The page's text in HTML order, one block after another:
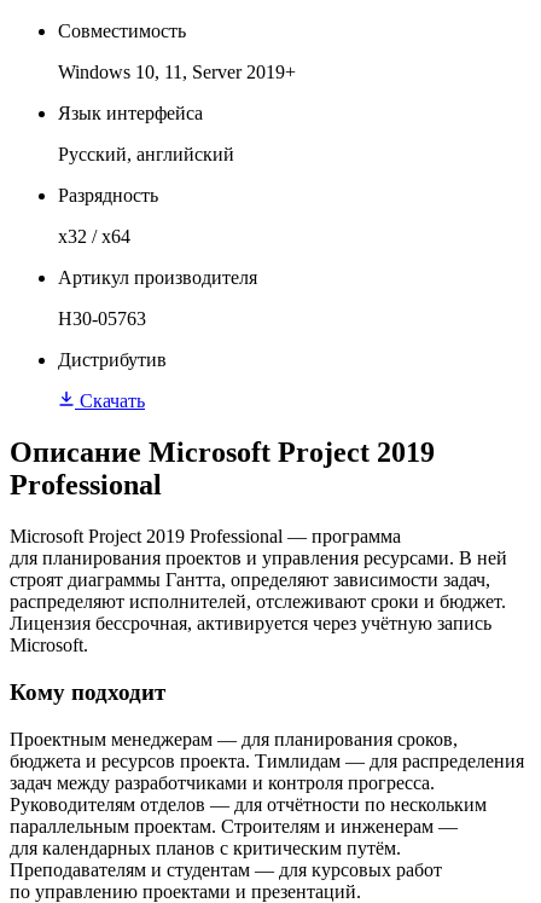
Совместимость
Windows 10, 11, Server 2019+
Язык интерфейса
Русский, английский
Разрядность
x32 / x64
Артикул производителя
H30-05763
Дистрибутив
Скачать
Описание Microsoft Project 2019
Professional
Microsoft Project 2019 Professional — программа
для планирования проектов и управления ресурсами. В ней
строят диаграммы Гантта, определяют зависимости задач,
распределяют исполнителей, отслеживают сроки и бюджет.
Лицензия бессрочная, активируется через учётную запись
Microsoft.
Кому подходит
Проектным менеджерам — для планирования сроков,
бюджета и ресурсов проекта. Тимлидам — для распределения
задач между разработчиками и контроля прогресса.
Руководителям отделов — для отчётности по нескольким
параллельным проектам. Строителям и инженерам —
для календарных планов с критическим путём.
Преподавателям и студентам — для курсовых работ
по управлению проектами и презентаций.